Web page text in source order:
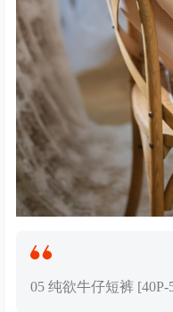
05 纯欲牛仔短裤 [40P-